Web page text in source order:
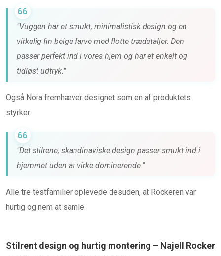
"Vuggen har et smukt, minimalistisk design og en
virkelig fin beige farve med flotte trædetaljer. Den
passer perfekt ind i vores hjem og har et enkelt og
tidløst udtryk."
Også Nora fremhæver designet som en af produktets
styrker:
"Det stilrene, skandinaviske design passer smukt ind i
hjemmet uden at virke dominerende."
Alle tre testfamilier oplevede desuden, at Rockeren var
hurtig og nem at samle.
Stilrent design og hurtig montering – Najell Rocker